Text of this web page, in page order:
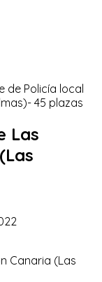
Las
Canaria (Las